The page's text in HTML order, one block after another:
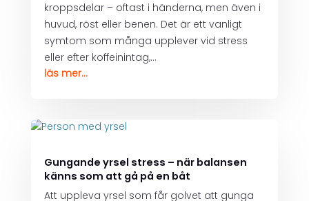
kroppsdelar – oftast i händerna, men även i
huvud, röst eller benen. Det är ett vanligt
symtom som många upplever vid stress
eller efter koffeinintag,...
läs mer...
Gungande yrsel stress – när balansen
känns som att gå på en båt
Att uppleva yrsel som får golvet att gunga